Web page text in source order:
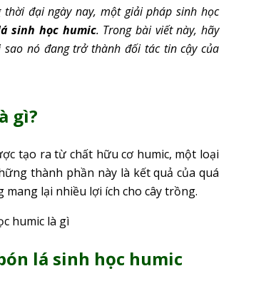
đại ngày nay, một giải pháp sinh học
sinh học humic. Trong bài viết này, hãy
nó đang trở thành đối tác tin cậy của
gì?
tạo ra từ chất hữu cơ humic, một loại
thành phần này là kết quả của quá
lại nhiều lợi ích cho cây trồng.
lá sinh học humic